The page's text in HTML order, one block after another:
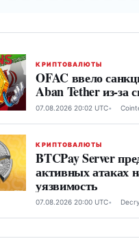
КРИПТОВАЛЮТЫ
OFAC ввело
Aban Tether из-за
07.08.2026 20:02 UTC
КРИПТОВАЛЮТЫ
BTCPay Server
активных атаках
уязвимость
07.08.2026 20:00 UTC